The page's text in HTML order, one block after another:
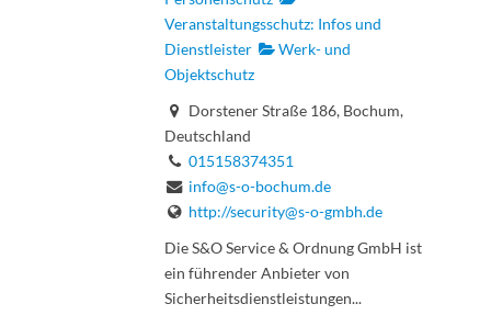
Veranstaltungsschutz: Infos und
Dienstleister
Werk- und
Objektschutz
Dorstener Straße 186, Bochum,
Deutschland
015158374351
info@s-o-bochum.de
http://security@s-o-gmbh.de
Die S&O Service & Ordnung GmbH ist
ein führender Anbieter von
Sicherheitsdienstleistungen...